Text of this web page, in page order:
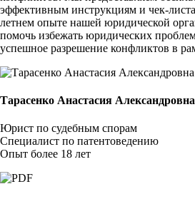
эффективным инструкциям и чек-
летнем опыте нашей юридической
помочь избежать юридических
успешное разрешение конфликтов в
Тарасенко Анастасия Александровна
Юрист по судебным спорам
Специалист по патентоведению
Опыт более 18 лет